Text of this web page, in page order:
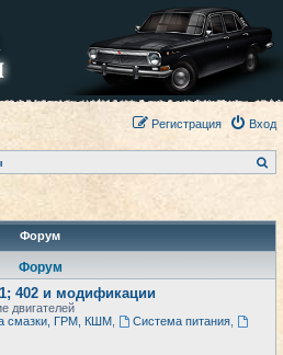
Вход
Регистрация
о
Форум
Форум
402 и модификации
двигателей
смазки, ГРМ, КШМ, Система питания,